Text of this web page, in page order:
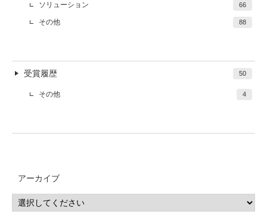
ソリューション 66
その他 88
受賞履歴 50
その他 4
アーカイブ